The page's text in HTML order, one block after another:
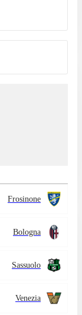
Frosinone
Bologna
Sassuolo
Venezia